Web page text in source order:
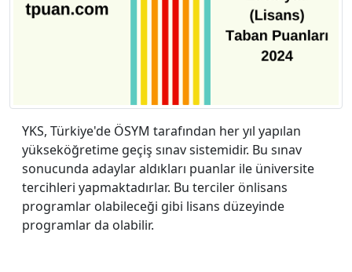
YKS, Türkiye'de ÖSYM tarafından her yıl yapılan
yükseköğretime geçiş sınav sistemidir. Bu sınav
sonucunda adaylar aldıkları puanlar ile üniversite
tercihleri yapmaktadırlar. Bu terciler önlisans
programlar olabileceği gibi lisans düzeyinde
programlar da olabilir.